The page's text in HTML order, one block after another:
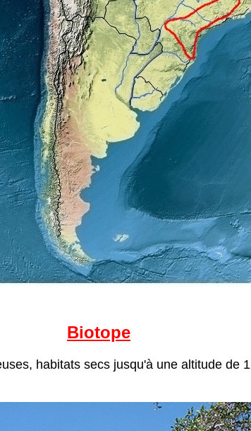
Biotope
habitats secs jusqu'à une altitude de